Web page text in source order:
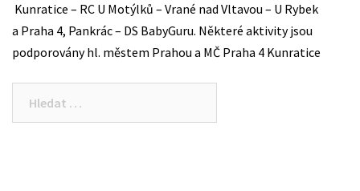
Kunratice – RC U Motýlků – Vrané nad Vltavou – U Rybek
a Praha 4, Pankrác – DS BabyGuru. Některé aktivity jsou
podporovány hl. městem Prahou a MČ Praha 4 Kunratice